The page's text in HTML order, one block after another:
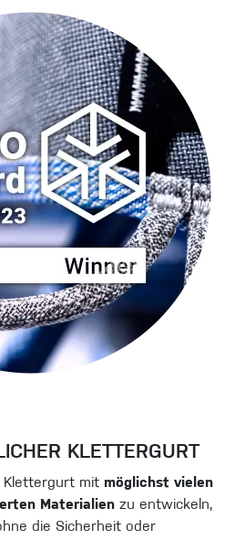
KLETTERGURT
Klettergurt mit möglichst vielen
Materialien zu entwickeln,
die Sicherheit oder